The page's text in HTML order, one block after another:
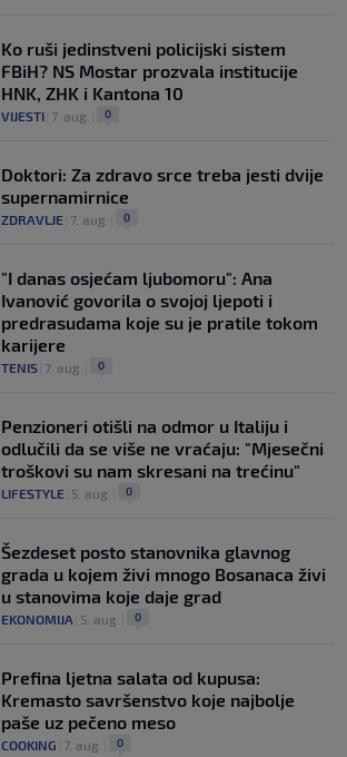
Ko ruši jedinstveni policijski sistem
FBiH? NS Mostar prozvala institucije
HNK, ZHK i Kantona 10
VIJESTI 7. aug. 0
Doktori: Za zdravo srce treba jesti dvije
supernamirnice
ZDRAVLJE 7. aug. 0
"I danas osjećam ljubomoru": Ana
Ivanović govorila o svojoj ljepoti i
predrasudama koje su je pratile tokom
karijere
TENIS 7. aug. 0
Penzioneri otišli na odmor u Italiju i
odlučili da se više ne vraćaju: "Mjesečni
troškovi su nam skresani na trećinu"
LIFESTYLE 5. aug. 0
Šezdeset posto stanovnika glavnog
grada u kojem živi mnogo Bosanaca živi
u stanovima koje daje grad
EKONOMIJA 5. aug. 0
Prefina ljetna salata od kupusa:
Kremasto savršenstvo koje najbolje
paše uz pečeno meso
COOKING 7. aug. 0